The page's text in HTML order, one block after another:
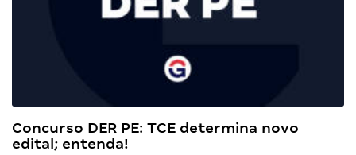
Concurso DER PE: TCE determina novo
edital; entenda!